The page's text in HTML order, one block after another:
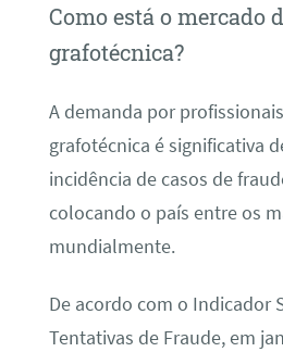
Como está o mercado
grafotécnica?
A demanda por
grafotécnica é significativa
incidência de casos de
colocando o país entre os
mundialmente.
De acordo com o Indicador
Tentativas de Fraude, em